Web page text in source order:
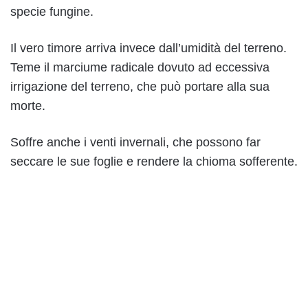
specie fungine.
Il vero timore arriva invece dall’umidità del terreno.
Teme il marciume radicale dovuto ad eccessiva
irrigazione del terreno, che può portare alla sua
morte.
Soffre anche i venti invernali, che possono far
seccare le sue foglie e rendere la chioma sofferente.